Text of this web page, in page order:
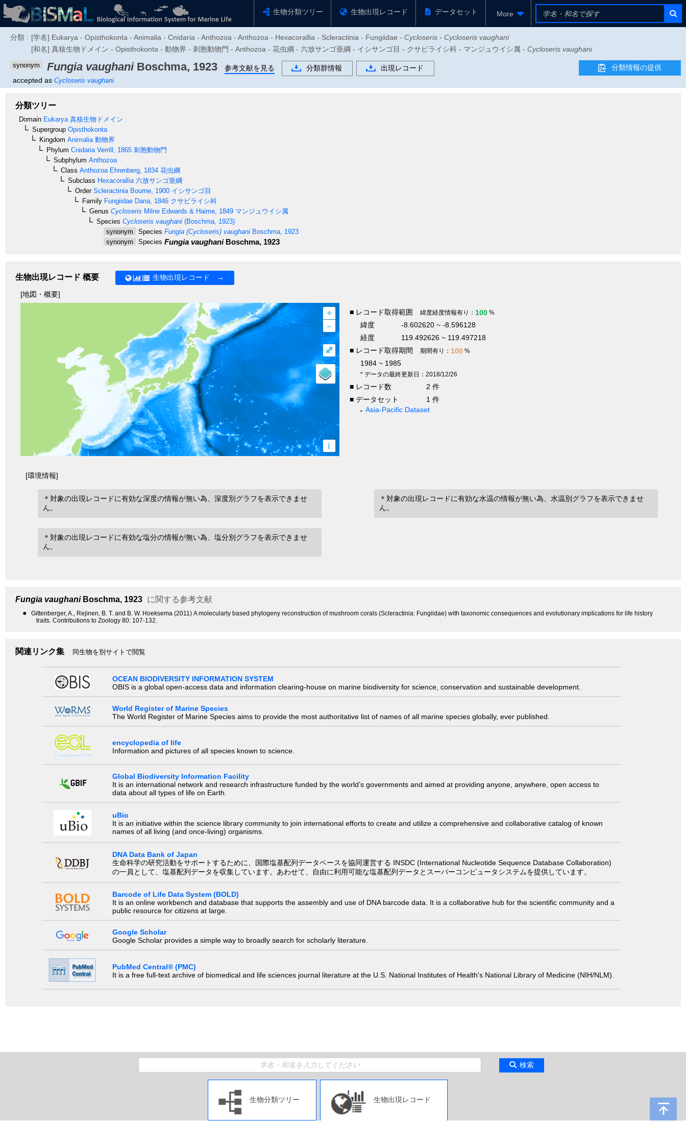
生物分類ツリー 生物出現レコード データセット More
分類 : [学名] Eukarya - Opisthokonta - Animalia - Cnidaria - Anthozoa - Anthozoa - Hexacorallia - Scleractinia - Fungiidae - Cycloseris - Cycloseris vaughani
[和名] 真核生物ドメイン - Opisthokonta - 動物界 - 刺胞動物門 - Anthozoa - 花虫綱 - 六放サンゴ亜綱 - イシサンゴ目 - クサビライシ科 - マンジュウイシ属 - Cycloseris vaughani
synonym Fungia vaughaniBoschma, 1923
accepted as Cycloseris vaughani
参考文献を見る 分類群情報 出現レコード 分類情報の提供
分類ツリー
Domain Eukarya真核生物ドメイン
Supergroup Opisthokonta
Kingdom Animalia動物界
Phylum CnidariaVerrill, 1865 刺胞動物門
Subphylum Anthozoa
Class AnthozoaEhrenberg, 1834 花虫綱
Subclass Hexacorallia六放サンゴ亜綱
OrderScleractiniaBourne, 1900 イシサンゴ目
Family Fungiidae Dana, 1846 クサビライシ科
Genus Cycloseris Milne Edwards & Haime, 1849 マンジュウイシ属
Species Cycloseris vaughani (Boschma, 1923)
synonym
Species Fungia (Cycloseris) vaughani Boschma, 1923
synonym
Species Fungia vaughaniBoschma, 1923
生物出現レコード 概要 生物出現レコード →
[地図・概要]
+
–
i
⤢
■ レコード取得範囲 緯度経度情報有り： 100 %
緯度
-8.602620 ~ -8.596128
経度
119.492626 ~ 119.497218
■ レコード取得期間
期間有り： 100 %
1984 ~ 1985
* データの最終更新日：2018/12/26
■ レコード数
2 件
■ データセット
1 件
Asia-Pacific Dataset
[環境情報]
＊対象の出現レコードに有効な深度の情報が無い為、深度別グラフを表示できませ
ん。
＊対象の出現レコードに有効な水温の情報が無い為、水温別グラフを表示できませ
ん。
＊対象の出現レコードに有効な塩分の情報が無い為、塩分別グラフを表示できませ
ん。
Fungia vaughaniBoschma, 1923 に関する参考文献
●
Gittenberger, A., Rejinen, B. T. and B. W. Hoeksema (2011) A molecularly based phylogeny reconstruction of mushroom corals (Scleractinia: Fungiidae) with taxonomic consequences and evolutionary implications for life history
traits. Contributions to Zoology 80: 107-132.
関連リンク集 同生物を別サイトで閲覧
OCEAN BIODIVERSITY INFORMATION SYSTEM
OBIS is a global open-access data and information clearing-house on marine biodiversity for science, conservation and sustainable development.
World Register of Marine Species
The World Register of Marine Species aims to provide the most authoritative list of names of all marine species globally, ever published.
encyclopedia of life
Information and pictures of all species known to science.
Global Biodiversity Information Facility
It is an international network and research infrastructure funded by the world’s governments and aimed at providing anyone, anywhere, open access to
data about all types of life on Earth.
uBio
It is an initiative within the science library community to join international efforts to create and utilize a comprehensive and collaborative catalog of known
names of all living (and once-living) organisms.
DNA Data Bank of Japan
生命科学の研究活動をサポートするために、国際塩基配列データベースを協同運営する INSDC (International Nucleotide Sequence Database Collaboration)
の一員として、塩基配列データを収集しています。あわせて、自由に利用可能な塩基配列データとスーパーコンピュータシステムを提供しています。
Barcode of Life Data System (BOLD)
It is an online workbench and database that supports the assembly and use of DNA barcode data. It is a collaborative hub for the scientific community and a
public resource for citizens at large.
Google Scholar
Google Scholar provides a simple way to broadly search for scholarly literature.
PubMed Central® (PMC)
It is a free full-text archive of biomedical and life sciences journal literature at the U.S. National Institutes of Health's National Library of Medicine (NIH/NLM).
検索
生物分類ツリー 生物出現レコード